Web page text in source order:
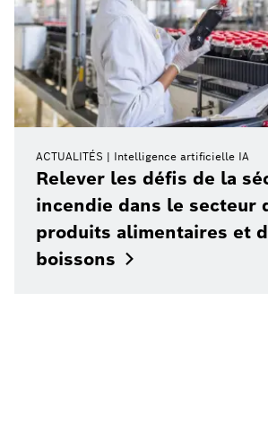
ACTUALITÉS Intelligence artificielle IA
Relever les défis de la
incendie dans le secteur
produits alimentaires et
boissons